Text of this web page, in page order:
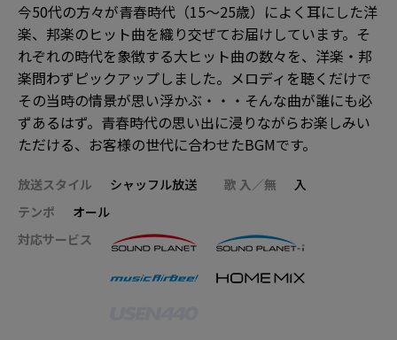
今50代の方々が青春時代（15～25歳）によく耳にした洋
楽、邦楽のヒット曲を織り交ぜてお届けしています。そ
れぞれの時代を象徴する大ヒット曲の数々を、洋楽・邦
楽問わずピックアップしました。メロディを聴くだけで
その当時の情景が思い浮かぶ・・・そんな曲が誰にも必
ずあるはず。青春時代の思い出に浸りながらお楽しみい
ただける、お客様の世代に合わせたBGMです。
放送スタイル シャッフル放送 歌 入／無
入
テンポ
オール
対応サービス